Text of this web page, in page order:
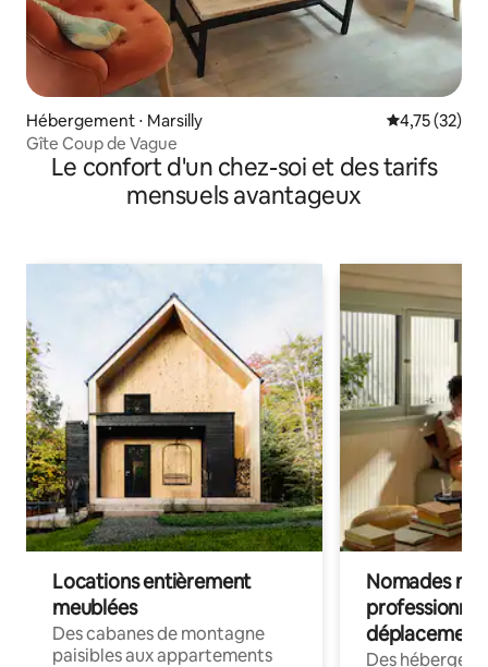
Hébergement ⋅ Marsilly Évaluation
4,75 (32)
Gîte Coup de Vague
Le confort d'un chez-soi et des tarifs
mensuels avantageux
Locations entièrement
meublées
Des cabanes de montagne
paisibles aux appartements
Nomades
déplacement
Des